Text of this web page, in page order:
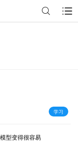
学习
型变得很容易